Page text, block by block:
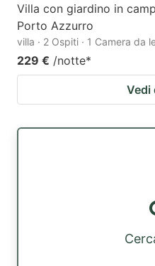
Villa con giardino in
Porto Azzurro
villa · 2 Ospiti · 1 Camera da
229 € /notte*
Vedi